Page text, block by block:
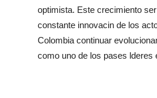
optimista. Este crecimiento
constante innovacin de los
Colombia continuar
como uno de los pases lderes